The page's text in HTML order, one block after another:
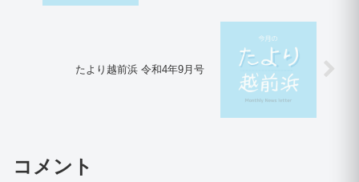
たより越前浜 令和4年9月号
コメント